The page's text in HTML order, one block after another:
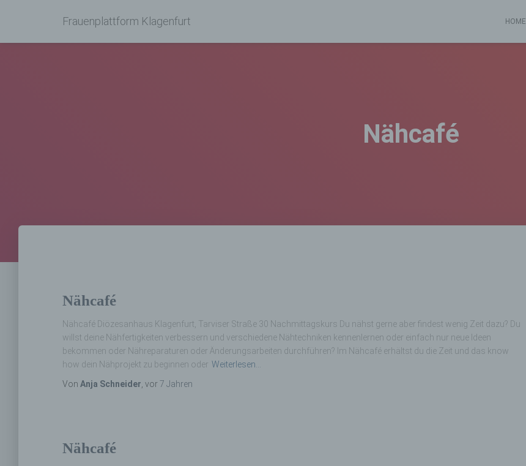
Frauenplattform Klagenfurt HOME
Nähcafé
Nähcafé
Nähcafé Diözesanhaus Klagenfurt, Tarviser Straße 30 Nachmittagskurs Du nähst gerne aber findest wenig Zeit dazu? Du
willst deine Nähfertigkeiten verbessern und verschiedene Nähtechniken kennenlernen oder einfach nur neue Ideen
bekommen oder Nähreparaturen oder Änderungsarbeiten durchführen? Im Nähcafé erhältst du die Zeit und das know
how dein Nähprojekt zu beginnen oder Weiterlesen…
Von Anja Schneider , vor7 Jahren
Nähcafé